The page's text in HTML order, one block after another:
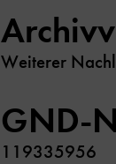
Weiterer
GND-
119335956